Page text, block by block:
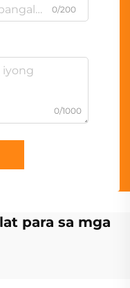
0/200
0/1000
para sa mga